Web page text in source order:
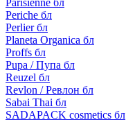
Parisienne бл
Periche бл
Perlier бл
Planeta Organica бл
Proffs бл
Pupa / Пупа бл
Reuzel бл
Revlon / Ревлон бл
Sabai Thai бл
SADAPACK cosmetics бл